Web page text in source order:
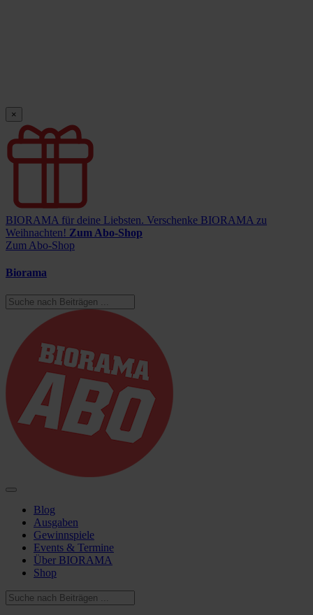
×
BIORAMA für deine Liebsten. Verschenke BIORAMA zu
Weihnachten! Zum Abo-Shop
Zum Abo-Shop
Biorama
Blog
Ausgaben
Gewinnspiele
Events & Termine
Über BIORAMA
Shop